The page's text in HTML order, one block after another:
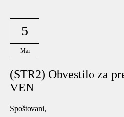
5
Mai
(STR2) Obvestilo za
VEN
Spoštovani,